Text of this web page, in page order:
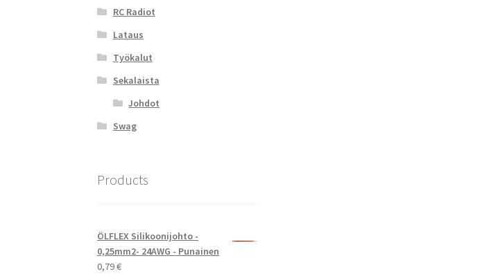
RC Radiot
Lataus
Työkalut
Sekalaista
Johdot
Swag
Products
ÖLFLEX Silikoonijohto -
0,25mm2- 24AWG - Punainen
0,79€